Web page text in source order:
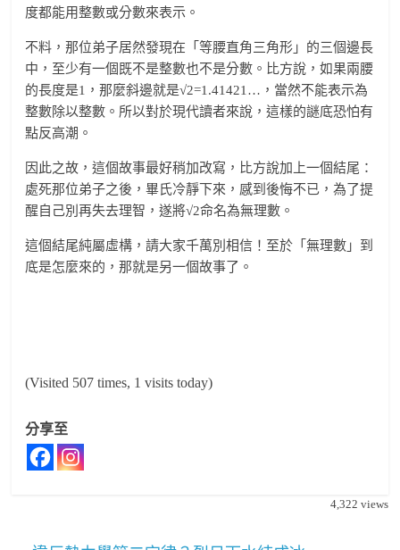
度都能用整數或分數來表示。
不料，那位弟子居然發現在「等腰直角三角形」的三個邊長
中，至少有一個既不是整數也不是分數。比方說，如果兩腰
的長度是1，那麼斜邊就是√2=1.41421…，當然不能表示為
整數除以整數。所以對於現代讀者來說，這樣的謎底恐怕有
點反高潮。
因此之故，這個故事最好稍加改寫，比方說加上一個結尾：
處死那位弟子之後，畢氏冷靜下來，感到後悔不已，為了提
醒自己別再失去理智，遂將√2命名為無理數。
這個結尾純屬虛構，請大家千萬別相信！至於「無理數」到
底是怎麼來的，那就是另一個故事了。
(Visited 507 times, 1 visits today)
分享至
4,322 views